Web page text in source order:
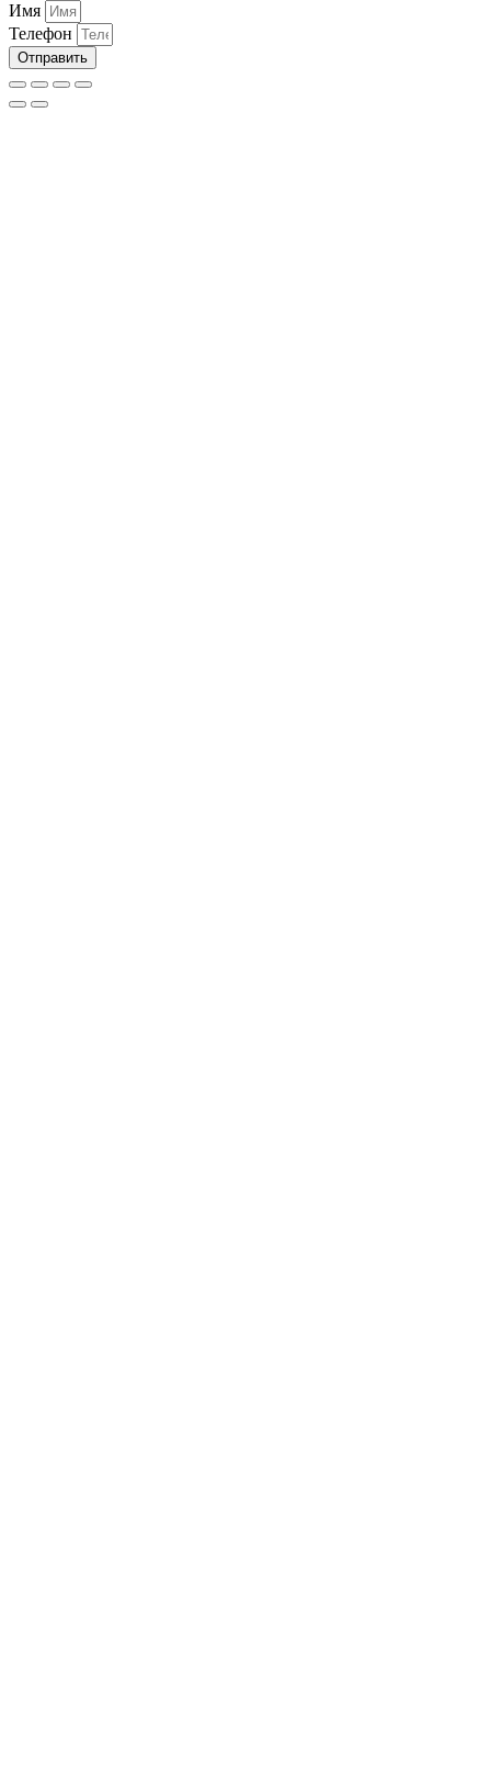
Имя
Телефон
Отправить